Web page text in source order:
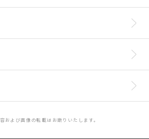
なくなり次第終了となります。予め
約特典】※受付終了しております。
要＞
～20周年ベストコレクション
2026年3月18日（水）
円（税抜） / 9,900円（10％税
・リニアPCM（ステレオ、一部モ
１＋BD25G×１／16:9<1080p Hig
・一部16:9<1080i High Defin
販売元】株式会社バンダイナムコフィ
クス
版は予告なく生産を終了する場合が
す。※仕様・特典等は予告なく変更と
入特典】
ー特典：
ビジュアルコンセプター oka
ト使用 A3クリアポスター
および画像の転載はお断りいたします。